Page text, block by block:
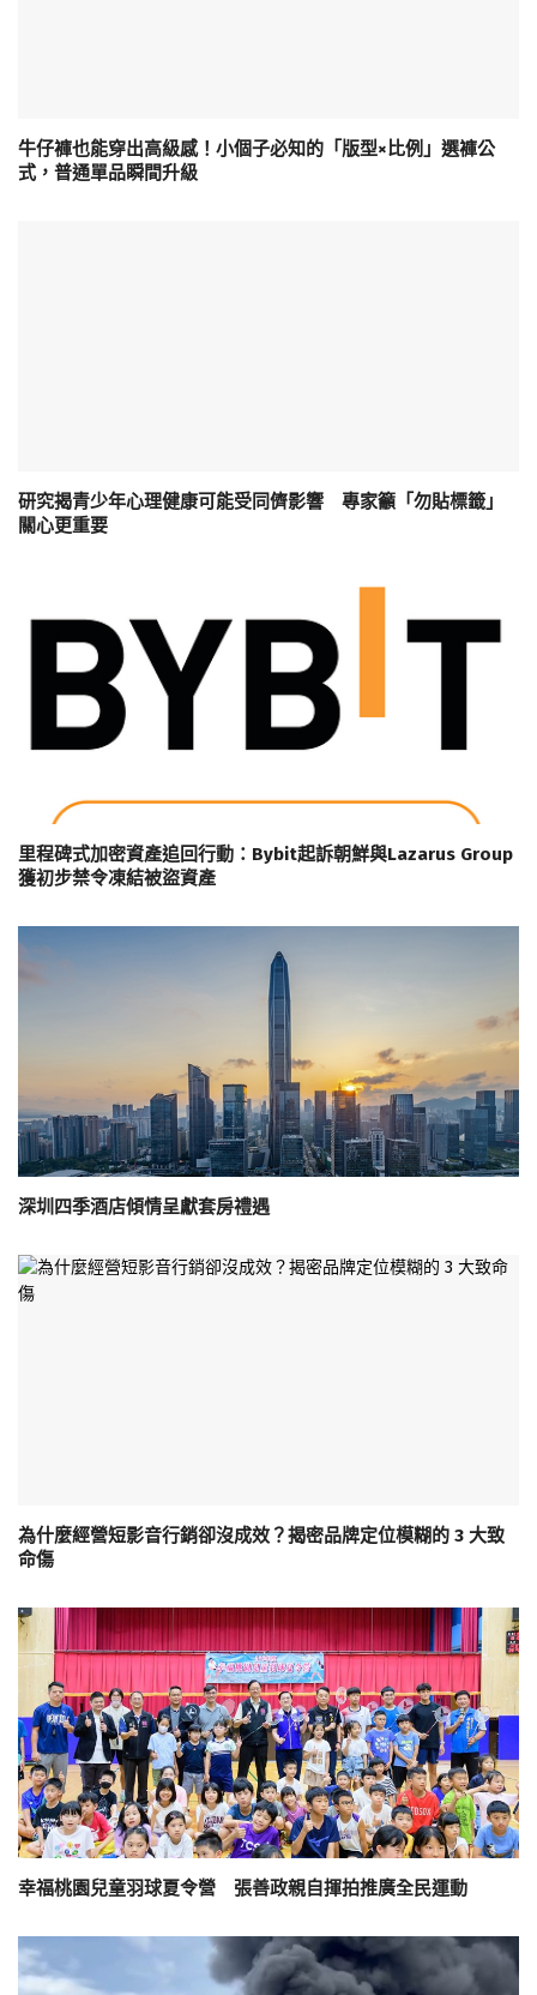
牛仔褲也能穿出高級感！小個子必知的「版型×比例」選褲公
式，普通單品瞬間升級
研究揭青少年心理健康可能受同儕影響 專家籲「勿貼標籤」
關心更重要
里程碑式加密資產追回行動：Bybit起訴朝鮮與Lazarus Group
獲初步禁令凍結被盜資產
深圳四季酒店傾情呈獻套房禮遇
為什麼經營短影音行銷卻沒成效？揭密品牌定位模糊的 3 大致
命傷
幸福桃園兒童羽球夏令營 張善政親自揮拍推廣全民運動